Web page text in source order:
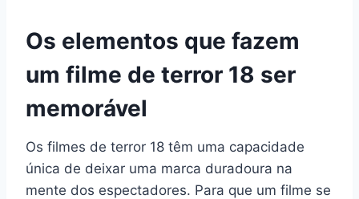
Os elementos que fazem
um filme de terror 18 ser
memorável
Os filmes de terror 18 têm uma capacidade
única de deixar uma marca duradoura na
mente dos espectadores. Para que um filme se